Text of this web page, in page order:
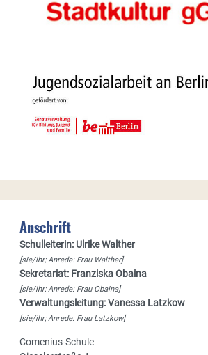
Anschrift
Schulleiterin: Ulrike Walther
[sie/ihr; Anrede: Frau Walther]
Sekretariat: Franziska Obaina
[sie/ihr; Anrede: Frau Obaina]
Verwaltungsleitung: Vanessa Latzkow
[sie/ihr; Anrede: Frau Latzkow]
Comenius-Schule